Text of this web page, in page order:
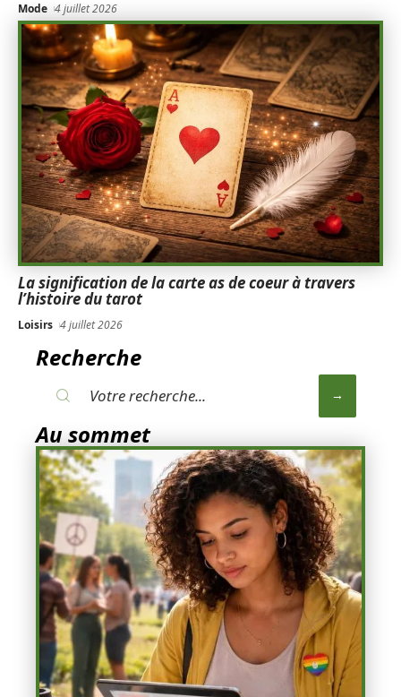
Mode 4 juillet 2026
La signification de la carte as de coeur à travers
l’histoire du tarot
Loisirs 4 juillet 2026
Recherche
Au sommet